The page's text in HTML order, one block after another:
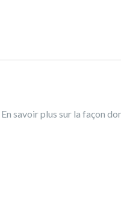
En savoir plus sur la façon